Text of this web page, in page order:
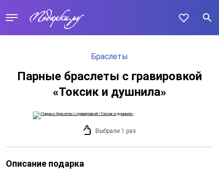
Браслеты
Парные браслеты с гравировкой
«Токсик и душнила»
Выбрали 1 раз
Описание подарка